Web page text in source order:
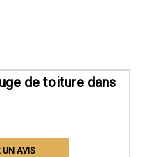
de toiture dans
UN AVIS